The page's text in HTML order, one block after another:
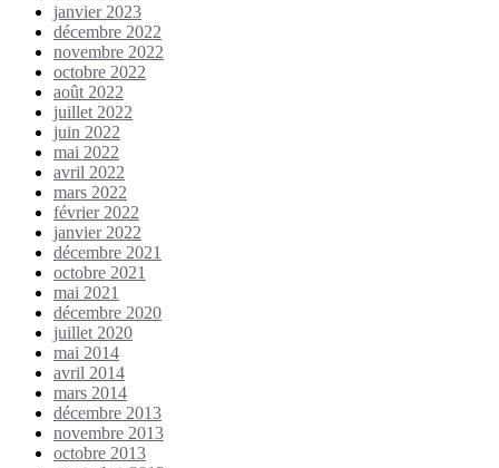
janvier 2023
décembre 2022
novembre 2022
octobre 2022
août 2022
juillet 2022
juin 2022
mai 2022
avril 2022
mars 2022
février 2022
janvier 2022
décembre 2021
octobre 2021
mai 2021
décembre 2020
juillet 2020
mai 2014
avril 2014
mars 2014
décembre 2013
novembre 2013
octobre 2013